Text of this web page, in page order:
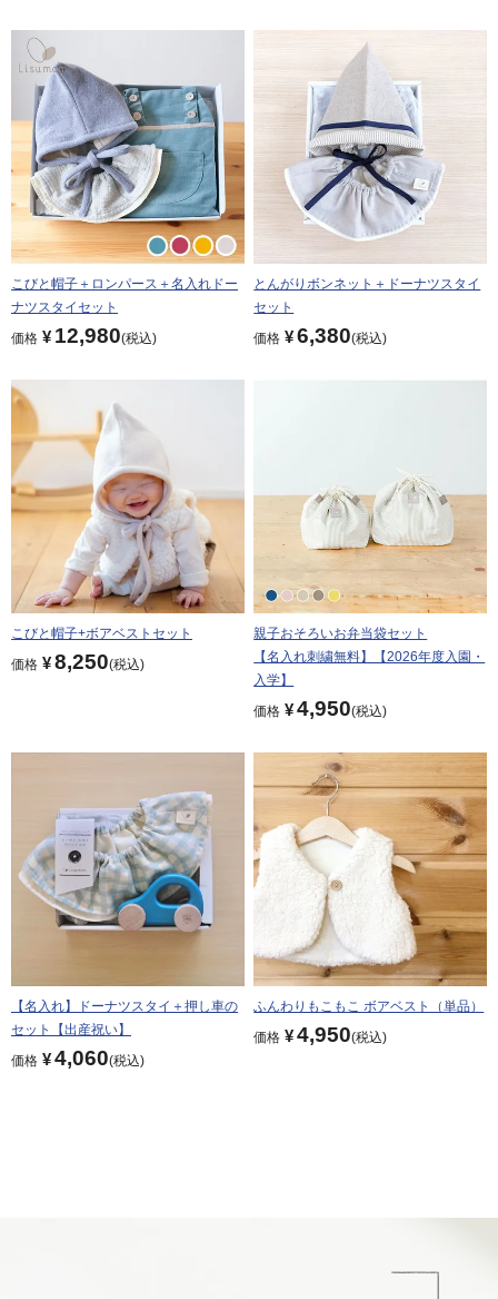
こびと帽子＋ロンパース＋名入れドー
ナツスタイセット
価格 ¥ 12,980 税込
とんがりボンネット＋ドーナツスタイ
セット
価格 ¥6,380 税込
こびと帽子+ボアベストセット
価格 ¥8,250 税込
親子おそろいお弁当袋セット
【名入れ刺繍無料】【2026年度入園・
入学】
価格 ¥4,950 税込
【名入れ】ドーナツスタイ＋押し車の
セット【出産祝い】
価格 ¥4,060 税込
ふんわりもこもこ ボアベスト（単品）
価格 ¥4,950 税込